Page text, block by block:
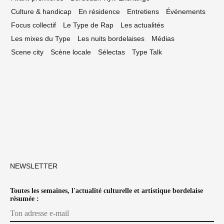
Culture & handicap
En résidence Entretiens
Événements
Focus collectif
Le Type de Rap
Les actualités
Les mixes du Type
Les nuits bordelaises
Médias
Scene city
Scène locale Sélectas Type Talk
NEWSLETTER
Toutes les semaines, l'actualité culturelle et artistique bordelaise
résumée :